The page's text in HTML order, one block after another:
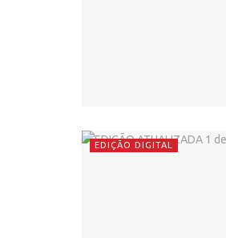
EDIÇÃO DIGITAL